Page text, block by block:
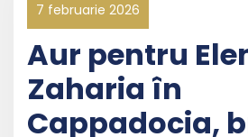
7 februarie 2026
Aur pentru
Zaharia în
Cappadocia,